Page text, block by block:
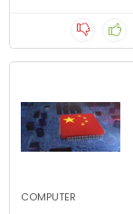
COMPUTER